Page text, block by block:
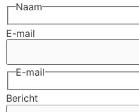
Naam
E-mail
E-mail
Bericht